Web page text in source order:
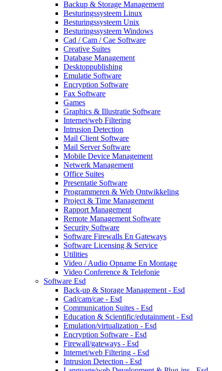
Backup & Storage Management
Besturingssysteem Linux
Besturingssysteem Unix
Besturingssysteem Windows
Cad / Cam / Cae Software
Creative Suites
Database Management
Desktoppublishing
Emulatie Software
Encryption Software
Fax Software
Games
Graphics & Illustratie Software
Internet/web Filtering
Intrusion Detection
Mail Client Software
Mail Server Software
Mobile Device Management
Netwerk Management
Office Suites
Presentatie Software
Programmeren & Web Ontwikkeling
Project & Time Management
Rapport Management
Remote Management Software
Security Software
Software Firewalls En Gateways
Software Licensing & Service
Utilities
Video / Audio Opname En Montage
Video Conference & Telefonie
Software Esd
Back-up & Storage Management - Esd
Cad/cam/cae - Esd
Communication Suites - Esd
Education & Scientific/edutainment - Esd
Emulation/virtualization - Esd
Encryption Software - Esd
Firewall/gateways - Esd
Internet/web Filtering - Esd
Intrusion Detection - Esd